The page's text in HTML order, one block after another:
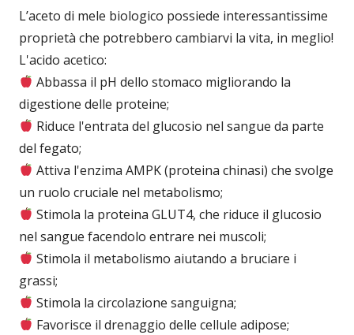
L’aceto di mele biologico possiede interessantissime
proprietà che potrebbero cambiarvi la vita, in meglio!
L'acido acetico:
Abbassa il pH dello stomaco migliorando la
digestione delle proteine;
Riduce l'entrata del glucosio nel sangue da parte
del fegato;
Attiva l'enzima AMPK (proteina chinasi) che svolge
un ruolo cruciale nel metabolismo;
Stimola la proteina GLUT4, che riduce il glucosio
nel sangue facendolo entrare nei muscoli;
Stimola il metabolismo aiutando a bruciare i
grassi;
Stimola la circolazione sanguigna;
Favorisce il drenaggio delle cellule adipose;